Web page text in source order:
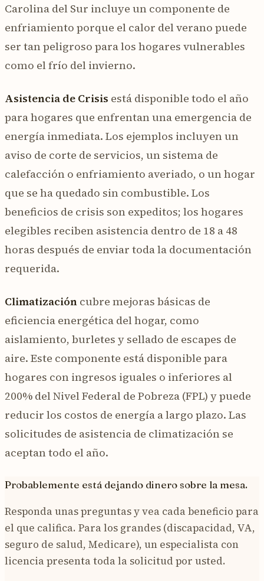
Carolina del Sur incluye un componente de
enfriamiento porque el calor del verano puede
ser tan peligroso para los hogares vulnerables
como el frío del invierno.
Asistencia de Crisis está disponible todo el año
para hogares que enfrentan una emergencia de
energía inmediata. Los ejemplos incluyen un
aviso de corte de servicios, un sistema de
calefacción o enfriamiento averiado, o un hogar
que se ha quedado sin combustible. Los
beneficios de crisis son expeditos; los hogares
elegibles reciben asistencia dentro de 18 a 48
horas después de enviar toda la documentación
requerida.
Climatización cubre mejoras básicas de
eficiencia energética del hogar, como
aislamiento, burletes y sellado de escapes de
aire. Este componente está disponible para
hogares con ingresos iguales o inferiores al
200% del Nivel Federal de Pobreza (FPL) y puede
reducir los costos de energía a largo plazo. Las
solicitudes de asistencia de climatización se
aceptan todo el año.
Probablemente está dejando dinero sobre la mesa.
Responda unas preguntas y vea cada beneficio para
el que califica. Para los grandes (discapacidad, VA,
seguro de salud, Medicare), un especialista con
licencia presenta toda la solicitud por usted.